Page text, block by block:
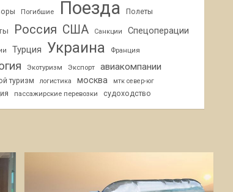
Погибшие Поезда Полеты
Россия США Санкции Спецоперации
Турция Украина Франция
Экотуризм Экспорт авиакомпании
туризм логистика москва мтк север-юг
пассажирские перевозки судоходство